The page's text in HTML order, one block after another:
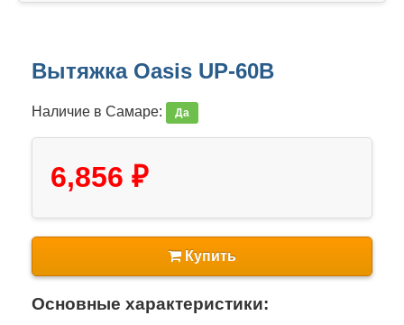
Вытяжка Oasis UP-60B
Наличие в Самаре: Да
6,856 ₽
Купить
Основные характеристики: